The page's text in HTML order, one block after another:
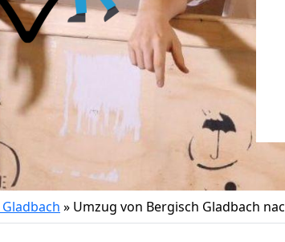
» Umzug von Bergisch Gladbach